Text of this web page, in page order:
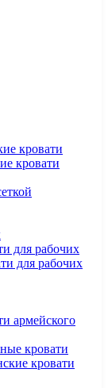
кровати
кровати
для рабочих
для рабочих
армейского
кровати
кровати